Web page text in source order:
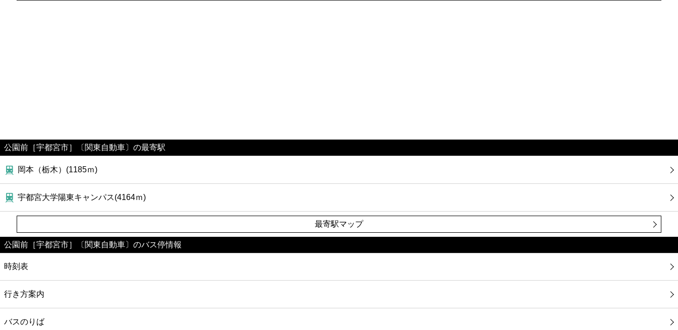
公園前［宇都宮市］〔関東自動車〕の最寄駅
岡本（栃木）(1185ｍ)
宇都宮大学陽東キャンパス(4164ｍ)
最寄駅マップ
公園前［宇都宮市］〔関東自動車〕のバス停情報
時刻表
行き方案内
バスのりば